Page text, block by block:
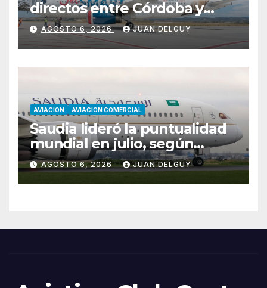
directos entre Córdoba y
Florianópolis
AGOSTO 6, 2026 JUAN DELGUY
AVIACION AVIACION COMERCIAL
Saudia lideró la puntualidad
mundial en julio, según
Cirium
AGOSTO 6, 2026 JUAN DELGUY